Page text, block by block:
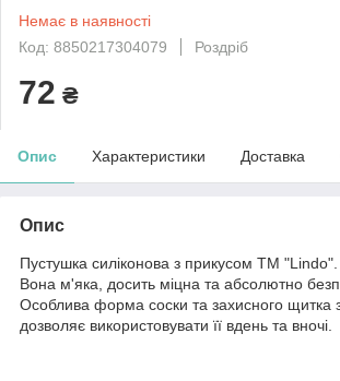
Немає в наявності
Код: 8850217304079
Роздріб
72 ₴
Опис Характеристики Доставка
Опис
Пустушка силіконова з прикусом ТМ "Lindo".
Вона м'яка, досить міцна та абсолютно
Особлива форма соски та захисного щитка
дозволяє використовувати її вдень та вночі.